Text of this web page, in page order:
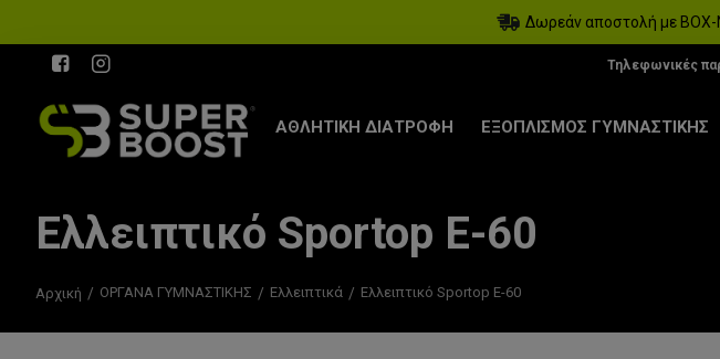
Δωρεάν αποστολή με BOX-
Τηλεφωνικές
ΑΘΛΗΤΙΚΗ ΔΙΑΤΡΟΦΗ ΕΞΟΠΛΙΣΜΟΣ ΓΥΜΝΑΣΤΙΚΗΣ
Ελλειπτικό Sportop E-60
Αρχική ΟΡΓΑΝΑ ΓΥΜΝΑΣΤΙΚΗΣ Ελλειπτικά Ελλειπτικό Sportop E-60